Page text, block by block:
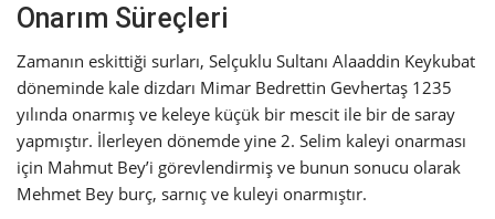
Onarım Süreçleri
Zamanın eskittiği surları, Selçuklu Sultanı Alaaddin Keykubat
döneminde kale dizdarı Mimar Bedrettin Gevhertaş 1235
yılında onarmış ve keleye küçük bir mescit ile bir de saray
yapmıştır. İlerleyen dönemde yine 2. Selim kaleyi onarması
için Mahmut Bey’i görevlendirmiş ve bunun sonucu olarak
Mehmet Bey burç, sarnıç ve kuleyi onarmıştır.